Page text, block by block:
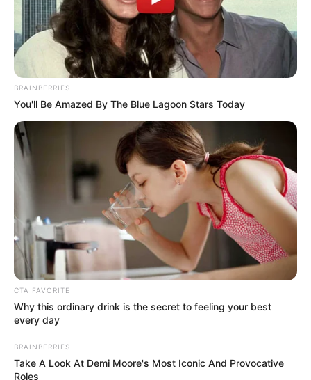
BRAINBERRIES
You'll Be Amazed By The Blue Lagoon Stars Today
CTA FAVORITE
Why this ordinary drink is the secret to feeling your best
every day
BRAINBERRIES
Take A Look At Demi Moore's Most Iconic And Provocative
Roles